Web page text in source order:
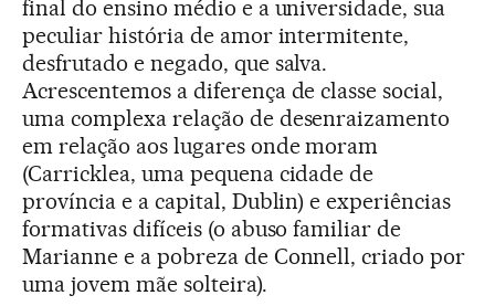
final do ensino médio e a universidade, sua
peculiar história de amor intermitente,
desfrutado e negado, que salva.
Acrescentemos a diferença de classe social,
uma complexa relação de desenraizamento
em relação aos lugares onde moram
(Carricklea, uma pequena cidade de
província e a capital, Dublin) e experiências
formativas difíceis (o abuso familiar de
Marianne e a pobreza de Connell, criado por
uma jovem mãe solteira).